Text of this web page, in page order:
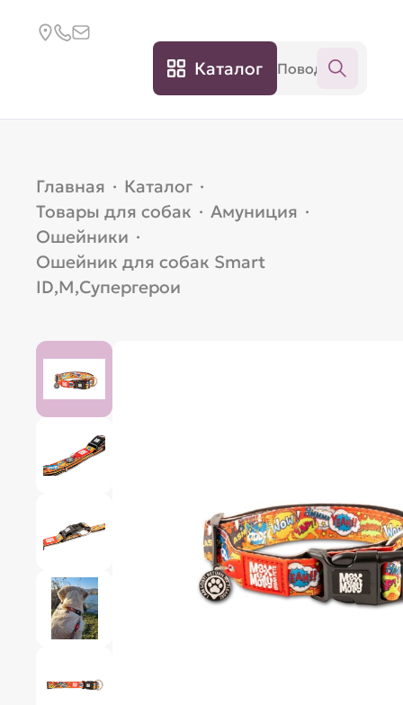
Каталог
Главная · Каталог ·
Товары для собак · Амуниция ·
Ошейники ·
Ошейник для собак Smart
ID,M,Супергерои